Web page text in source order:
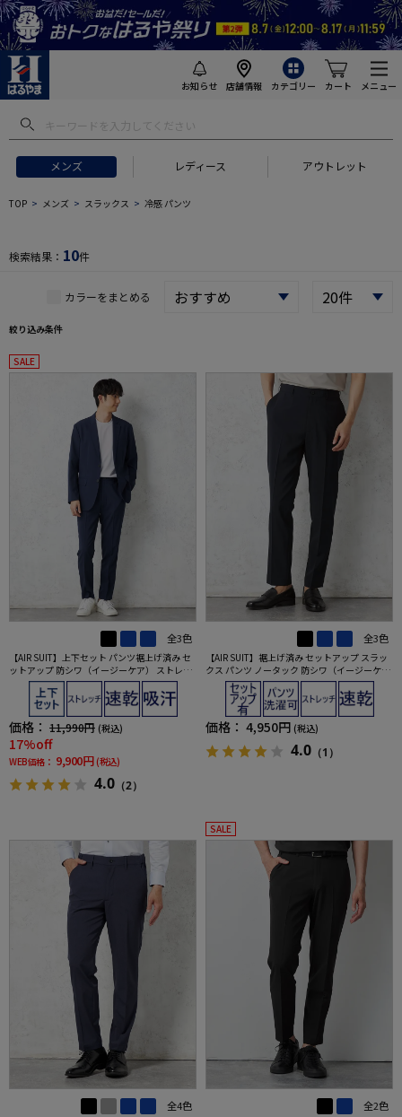
お知らせ 店舗情報 カテゴリー カート メニュー
メンズ レディース アウトレット
フトにおすすめ #セットアップ スーツ
TOP メンズ スラックス 冷感 パンツ
検索結果： 10件
カラーをまとめる
絞り込み条件
SALE
全3色
【AIR SUIT】上下セット パンツ裾上げ済み セ
ットアップ 防シワ（イージーケア） ストレッ
チ 通年 吸汗速乾 UVカット 2つボタンジャケッ
ト ノータックスラックス 春夏
価格： 11,990円 (税込)
17%off
WEB価格： 9,900円 (税込)
4.0 （2）
全3色
【AIR SUIT】裾上げ済み セットアップ スラッ
クス パンツ ノータック 防シワ（イージーケ
ア） ストレッチ 通年 吸水速乾 UVカット 春夏
価格： 4,950円 (税込)
4.0 （1）
全4色
SALE
全2色